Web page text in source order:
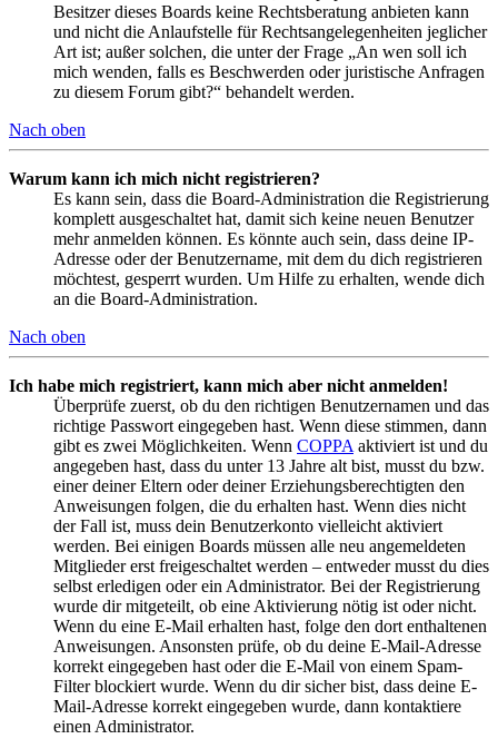
Besitzer dieses Boards keine Rechtsberatung anbieten kann
und nicht die Anlaufstelle für Rechtsangelegenheiten jeglicher
Art ist; außer solchen, die unter der Frage „An wen soll ich
mich wenden, falls es Beschwerden oder juristische Anfragen
zu diesem Forum gibt?“ behandelt werden.
Nach oben
Warum kann ich mich nicht registrieren?
Es kann sein, dass die Board-Administration die Registrierung
komplett ausgeschaltet hat, damit sich keine neuen Benutzer
mehr anmelden können. Es könnte auch sein, dass deine IP-
Adresse oder der Benutzername, mit dem du dich registrieren
möchtest, gesperrt wurden. Um Hilfe zu erhalten, wende dich
an die Board-Administration.
Nach oben
Ich habe mich registriert, kann mich aber nicht anmelden!
Überprüfe zuerst, ob du den richtigen Benutzernamen und das
richtige Passwort eingegeben hast. Wenn diese stimmen, dann
gibt es zwei Möglichkeiten. Wenn COPPA aktiviert ist und du
angegeben hast, dass du unter 13 Jahre alt bist, musst du bzw.
einer deiner Eltern oder deiner Erziehungsberechtigten den
Anweisungen folgen, die du erhalten hast. Wenn dies nicht
der Fall ist, muss dein Benutzerkonto vielleicht aktiviert
werden. Bei einigen Boards müssen alle neu angemeldeten
Mitglieder erst freigeschaltet werden – entweder musst du dies
selbst erledigen oder ein Administrator. Bei der Registrierung
wurde dir mitgeteilt, ob eine Aktivierung nötig ist oder nicht.
Wenn du eine E-Mail erhalten hast, folge den dort enthaltenen
Anweisungen. Ansonsten prüfe, ob du deine E-Mail-Adresse
korrekt eingegeben hast oder die E-Mail von einem Spam-
Filter blockiert wurde. Wenn du dir sicher bist, dass deine E-
Mail-Adresse korrekt eingegeben wurde, dann kontaktiere
einen Administrator.